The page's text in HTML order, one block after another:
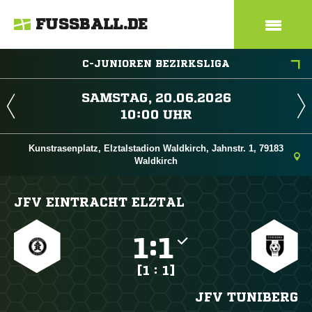
FUSSBALL.DE
C-JUNIOREN BEZIRKSLIGA
 
 
Kunstrasenplatz, Elztalstadion Waldkirch, Jahnstr. 1, 79183
Waldkirch
JFV EINTRACHT ELZTAL
:
[1 : 1]
JFV TUNIBERG